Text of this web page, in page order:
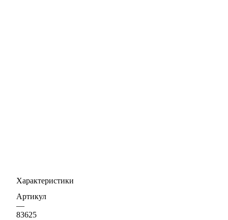
Характеристики
Артикул
—
83625